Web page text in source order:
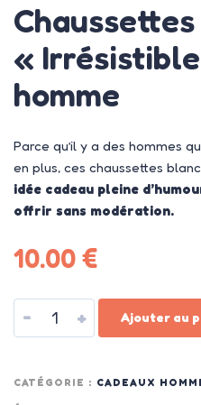
«
homme
Parce qu’il y a des hommes
en plus, ces chaussettes
idée cadeau pleine
offrir sans modération.
10.00€
- + Ajouter au
CATÉGORIE : CADEAUX